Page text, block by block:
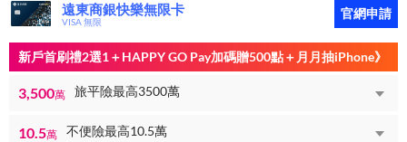
遠東商銀快樂無限卡
VISA 無限
官網申請
新戶首刷禮2選1＋HAPPY GO Pay加碼贈500點＋月月抽iPhone》
3,500萬 旅平險最高3500萬
10.5萬 不便險最高10.5萬